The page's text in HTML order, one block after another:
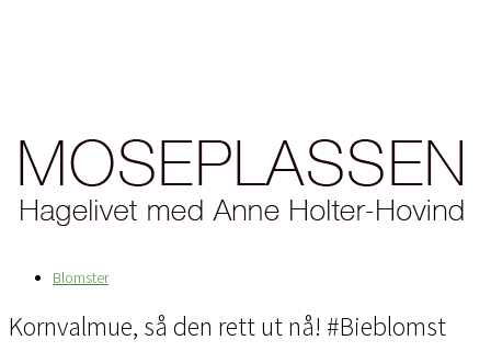
Blomster
Kornvalmue, så den rett ut nå! #Bieblomst